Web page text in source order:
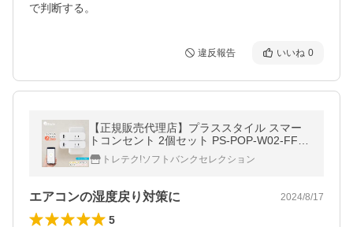
で判断する。
違反報告 いいね 0
【正規販売代理店】プラススタイル スマー
トコンセント 2個セット PS-POP-W02‐FFS
スマートホームデバイス スマート家電 スマ
ートホーム Amazon アレクサ対応
トレテク!ソフトバンクセレクション
エアコンの湿度戻り対策に 2024/8/17
5